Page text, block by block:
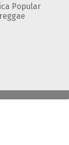
Popular